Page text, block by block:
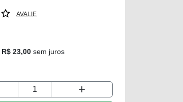
AVALIE
R$ 23,00 sem juros
+